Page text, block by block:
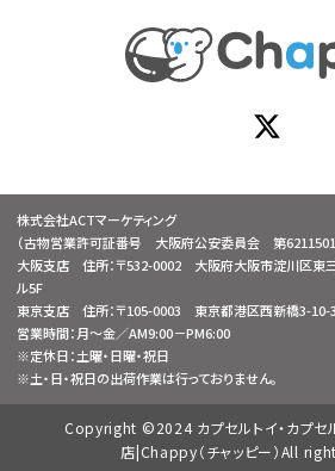
株式会社ACTマーケティング
（古物営業許可証番号 大阪府公安委員会 第
大阪支店 住所：〒532-0002 大阪府大阪市淀川区東三
ル5F
東京支店 住所：〒105-0003 東京都港区西新橋3-10-
営業時間：月～金／AM9:00－PM6:00
※定休日：土曜・日曜・祝日
※土・日・祝日の出荷作業は行っておりません。
Copyright ©2024 カプセルトイ・カプセ
店|Chappy（チャッピー）All